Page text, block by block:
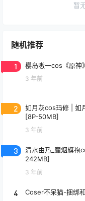
暂
随机推荐
1 樱岛嗷一cos《原神
3 年前
2
如月灰cos玛修 | 如
[8P-50MB]
3 年前
3
清水由乃_靡烟旗袍
242MB]
3 年前
4 Coser不呆猫-捆绑